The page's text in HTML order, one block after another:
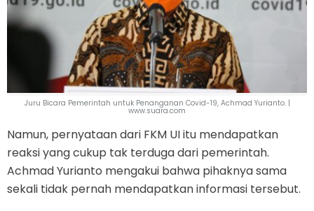
Juru Bicara Pemerintah untuk Penanganan Covid-19, Achmad Yurianto. |
www.suara.com
Namun, pernyataan dari FKM UI itu mendapatkan
reaksi yang cukup tak terduga dari pemerintah.
Achmad Yurianto mengakui bahwa pihaknya sama
sekali tidak pernah mendapatkan informasi tersebut.